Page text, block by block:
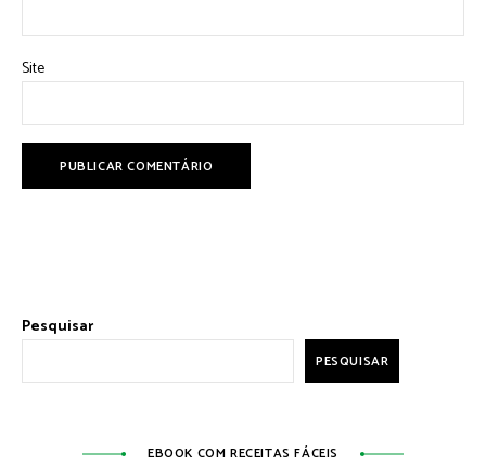
Site
Pesquisar
PESQUISAR
EBOOK COM RECEITAS FÁCEIS